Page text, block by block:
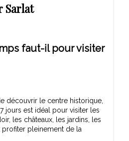
Sarlat
faut-il pour visiter
découvrir le centre historique,
jours est idéal pour visiter les
les châteaux, les jardins, les
pleinement de la